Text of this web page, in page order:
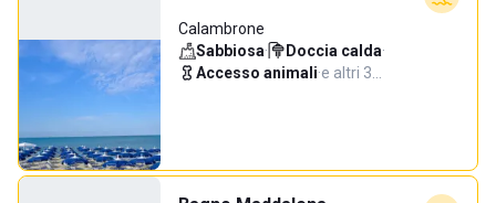
Calambrone
Sabbiosa· Doccia calda·
Accesso animali·e altri 3…